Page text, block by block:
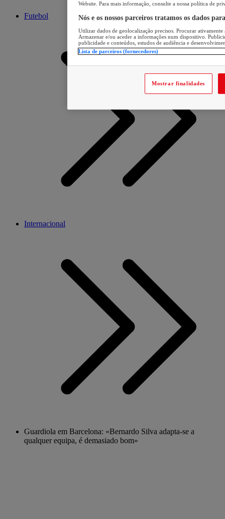
Futebol
Internacional
Guardiola em Barcelona: «Bernardo Silva adapta-se a
qualquer equipa, é demasiado bom»
Website. Para mais informação, consulte a nossa política de
Nós e os nossos parceiros tratamos os dados
Utilizar dados de geolocalização precisos. Procurar
Armazenar e/ou aceder a informações num dispositivo.
publicidade e conteúdos, estudos de audiência e
Lista de parceiros (fornecedores)
Mostrar finalidades